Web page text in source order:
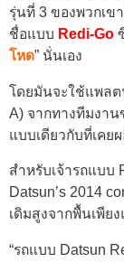
รุ่นที่ 3 ของพวกเข
ชื่อแบบ Redi-Go
โหด” นั่นเอง
โดยมันจะใช้แพลต
A) จากทางทีมงาน
แบบเดียวกับที่เคย
สำหรับเจ้ารถแบบ
Datsun’s 2014
เดิมสูงจากพื้นเพีย
“รถแบบ Datsun